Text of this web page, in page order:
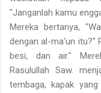
"Janganlah kamu
Mereka bertanya,
dengan al-ma'un itu?"
besi, dan air."
Rasulullah Saw.
tembaga, kapak